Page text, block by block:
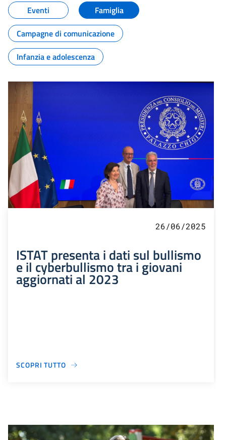
Eventi
Famiglia
Campagne di comunicazione
Infanzia e adolescenza
26/06/2025
ISTAT presenta i dati sul bullismo
e il cyberbullismo tra i giovani
aggiornati al 2023
SCOPRI TUTTO